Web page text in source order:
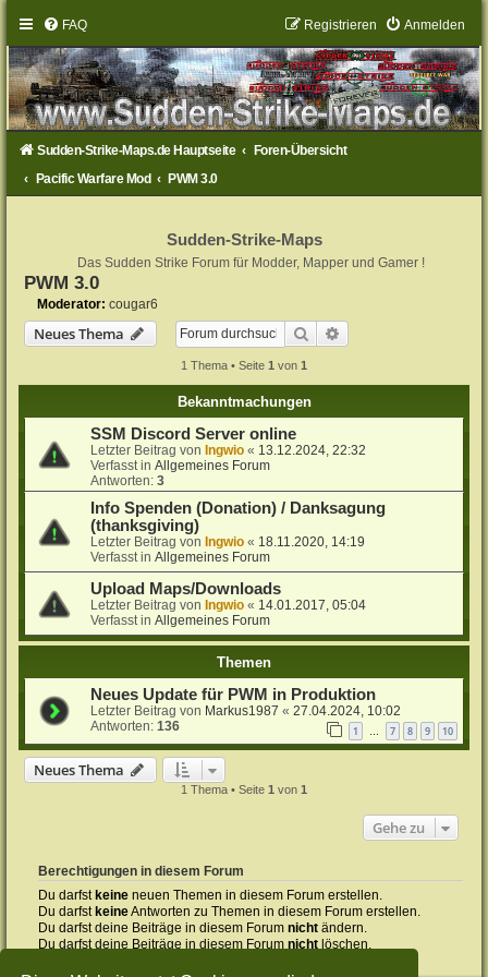
FAQ Anmelden
Registrieren
Sudden-Strike-Maps.de Hauptseite
Foren-Übersicht
Pacific Warfare Mod
PWM 3.0
Sudden-Strike-Maps
Das Sudden Strike Forum für Modder, Mapper und Gamer !
PWM 3.0
Moderator: cougar6
Neues Thema Suche
1 Thema • Seite 1 von 1
Bekanntmachungen
SSM Discord Server online
Letzter Beitrag vonIngwio « 13.12.2024, 22:32
Verfasst inAllgemeines Forum
Antworten:3
Info Spenden (Donation) / Danksagung
(thanksgiving)
Letzter Beitrag vonIngwio « 18.11.2020, 14:19
Verfasst inAllgemeines Forum
Upload Maps/Downloads
Letzter Beitrag vonIngwio « 14.01.2017, 05:04
Verfasst inAllgemeines Forum
Themen
Neues Update für PWM in Produktion
Letzter Beitrag von Markus1987 «27.04.2024, 10:02
Antworten:136 1 … 7 8 9 10
Neues Thema
1 Thema • Seite 1 von 1
Gehe zu
Berechtigungen in diesem Forum
Du darfst keine neuen Themen in diesem Forum erstellen.
Du darfst keineAntworten zu Themen in diesem Forum erstellen.
Du darfst deine Beiträge in diesem Forumnicht ändern.
Du darfst deine Beiträge in diesem Forumnicht löschen.